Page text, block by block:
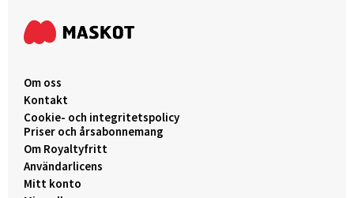
Om oss
Kontakt
Cookie- och integritetspolicy
Priser och årsabonnemang
Om Royaltyfritt
Användarlicens
Mitt konto